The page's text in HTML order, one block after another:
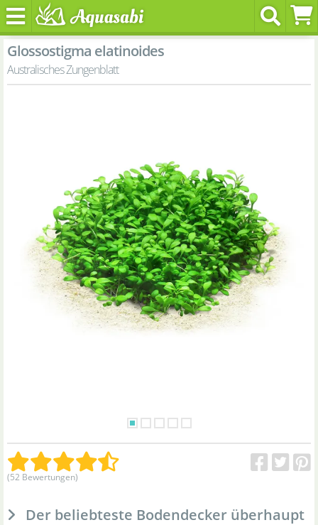
Glossostigma elatinoides
Australisches Zungenblatt
(52 Bewertungen)
Der beliebteste Bodendecker überhaupt